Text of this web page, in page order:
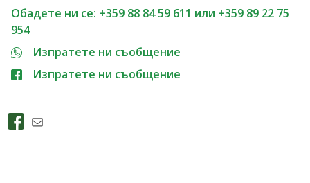
Обадете ни се: +359 88 84 59 611 или +359 89 22 75
954
Изпратете ни съобщение
Изпратете ни съобщение